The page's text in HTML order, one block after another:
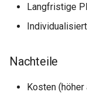
Langfristige
Nachteile
Kosten